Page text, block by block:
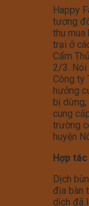
Happy
tương
thu mua
trại ở
Cẩm
2/3. Nói
Công ty
hưởng
bị
cung
trường
huyện
Hợp
Dịch
địa bàn
dịch đã